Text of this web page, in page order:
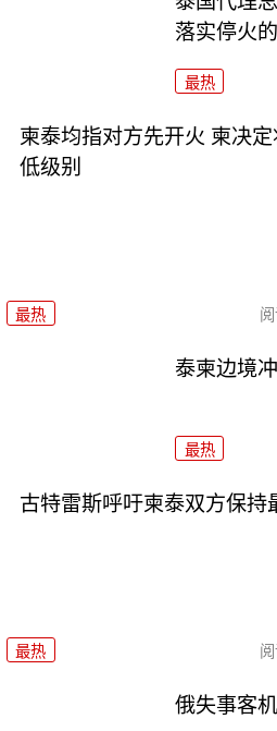
落实停火
最热
柬泰均指对方先开火 柬决
低级别
最热
泰柬边境
最热
古特雷斯呼吁柬泰双方保持
最热
俄失事客